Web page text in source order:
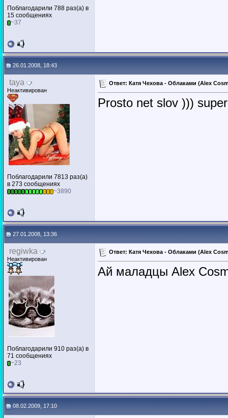
Поблагодарили 788 раз(а) в
15 сообщениях
~37
26.01.2008, 18:43
taya
Неактивирован
Поблагодарили 7813 раз(а)
в 273 сообщениях
~3890
Ответ: Катя Чехова - Облаками (Alex
Prosto net slov ))) super
27.01.2008, 13:36
regiwka
Неактивирован
Поблагодарили 910 раз(а) в
71 сообщениях
~23
Ответ: Катя Чехова - Облаками (Alex
Ай маладцы Alex
08.02.2009, 17:10